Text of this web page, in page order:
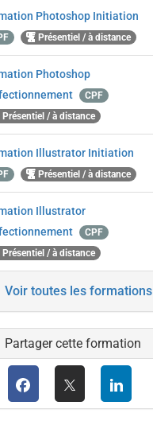
Photoshop Initiation
Présentiel / à distance
Photoshop
CPF
Présentiel / à distance
Illustrator Initiation
Présentiel / à distance
Illustrator
CPF
Présentiel / à distance
Voir toutes les formations
Partager cette formation